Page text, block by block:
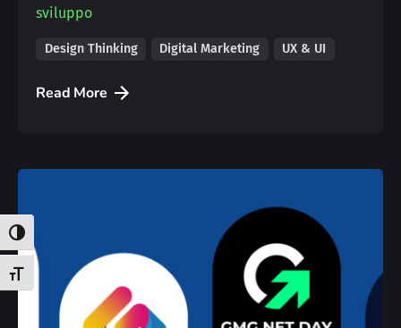
Attiva/disattiva alto contrasto
Attiva/disattiva dimensione testo
sviluppo
Design Thinking Digital Marketing UX & UI
Read More